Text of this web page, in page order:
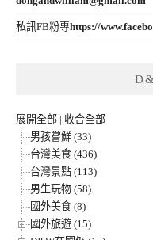
私訊FB粉專https://
展開全部 | 收合全部
男孩嘗鮮 (33)
台灣美食 (436)
台灣景點 (113)
男生玩物 (58)
國外美食 (8)
國外旅遊 (15)